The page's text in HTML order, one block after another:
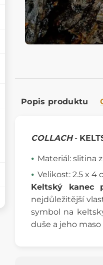
Popis produktu
COLLACH-
Materiál: slitina
Velikost: 2.5 x 4
Keltský kanec
nejdůležitější
symbol na
duše a jeho